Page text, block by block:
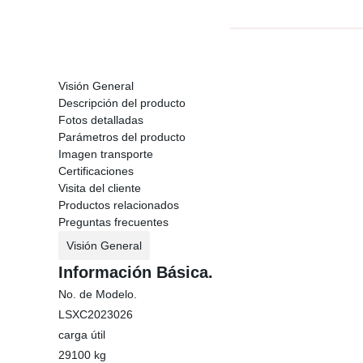
Visión General
Descripción del producto
Fotos detalladas
Parámetros del producto
Imagen transporte
Certificaciones
Visita del cliente
Productos relacionados
Preguntas frecuentes
Visión General
Información Básica.
No. de Modelo.
LSXC2023026
carga útil
29100 kg